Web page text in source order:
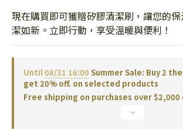
現在購買即可獲贈矽膠清潔刷，讓您的
潔如新。立即行動，享受溫暖與便利！
Until08/31 16:00 Summer Sale: Buy 2
get 20% off. on selected products
Free shipping on purchases over